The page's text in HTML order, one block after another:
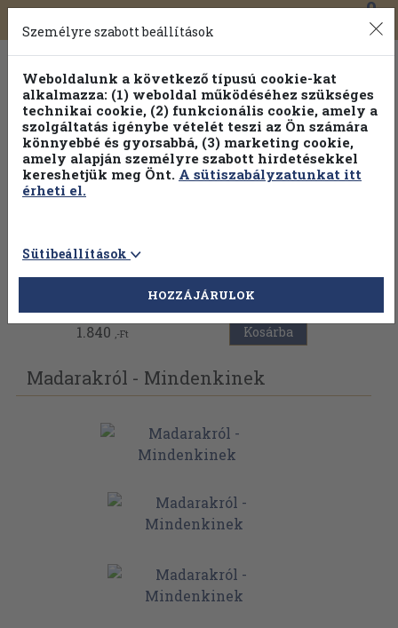
Toggle
navigation
0
Válogasson több mint 1.000.000 kiadványunk közül
100% kedvezménnyel!
Vissza az előző oldalra
1.840 ,-Ft Kosárba
Madarakról - Mindenkinek
Személyre szabott beállítások
Weboldalunk a következő típusú cookie-kat
alkalmazza: (1) weboldal működéséhez szükséges
technikai cookie, (2) funkcionális cookie, amely a
szolgáltatás igénybe vételét teszi az Ön számára
könnyebbé és gyorsabbá, (3) marketing cookie,
amely alapján személyre szabott hirdetésekkel
kereshetjük meg Önt. A sütiszabályzatunkat itt
érheti el.
Sütibeállítások
HOZZÁJÁRULOK